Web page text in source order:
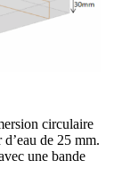
circulaire
de 25 mm.
une bande